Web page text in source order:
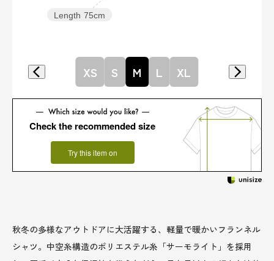
Length 75cm
XS S M L XL
Check the recommended size
Try this item on
秋冬の多様なアウトドアに大活躍する、軽量で暖かいフランネル
シャツ。中空糸構造のポリエステル糸「サーモライト」を採用